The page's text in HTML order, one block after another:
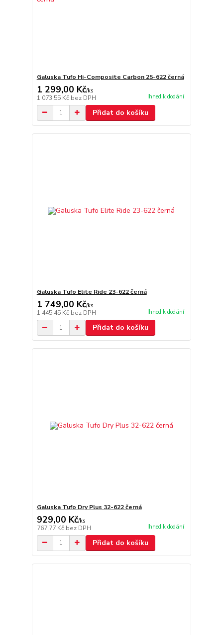
Galuska Tufo Hi-Composite Carbon 25-622 černá
1 299,00 Kč/ks
1 073,55 Kč bez DPH Ihned k dodání
Přidat do košíku
Galuska Tufo Elite Ride 23-622 černá
1 749,00 Kč/ks
1 445,45 Kč bez DPH Ihned k dodání
Přidat do košíku
Galuska Tufo Dry Plus 32-622 černá
929,00 Kč/ks
767,77 Kč bez DPH Ihned k dodání
Přidat do košíku